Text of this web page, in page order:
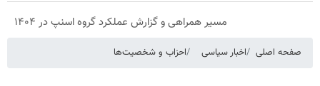
مسیر همراهی و گزارش عملکرد گروه اسنپ در ۱۴۰۴
صفحه اصلی اخبار سیاسی احزاب و شخصیت‌ها